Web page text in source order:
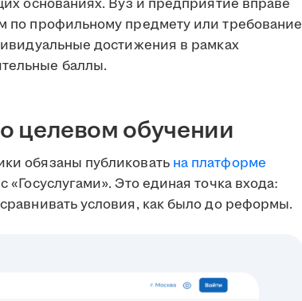
основаниях. Вуз и предприятие вправе
по профильному предмету или требование
достижения в рамках
баллы.
целевом обучении
обязаны публиковатьна платформе
Это единая точка входа:
условия, как было до реформы.